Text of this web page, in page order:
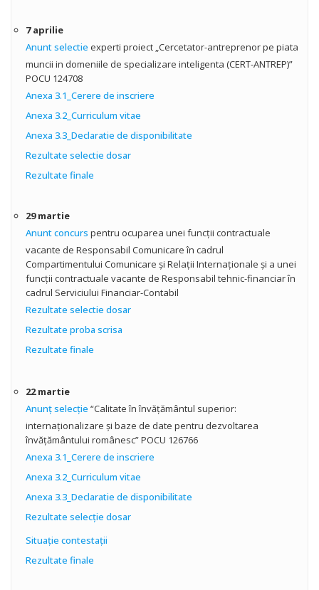
7 aprilie
Anunt selectie experti proiect „Cercetator-antreprenor pe piata
muncii in domeniile de specializare inteligenta (CERT-ANTREP)”
POCU 124708
Anexa 3.1_Cerere de inscriere
Anexa 3.2_Curriculum vitae
Anexa 3.3_Declaratie de disponibilitate
Rezultate selectie dosar
Rezultate finale
29 martie
Anunt concurs pentru ocuparea unei funcţii contractuale
vacante de Responsabil Comunicare în cadrul
Compartimentului Comunicare şi Relaţii Internaţionale şi a unei
funcţii contractuale vacante de Responsabil tehnic-financiar în
cadrul Serviciului Financiar-Contabil
Rezultate selectie dosar
Rezultate proba scrisa
Rezultate finale
22 martie
Anunţ selecţie “Calitate în învăţământul superior:
internaţionalizare şi baze de date pentru dezvoltarea
învăţământului românesc” POCU 126766
Anexa 3.1_Cerere de inscriere
Anexa 3.2_Curriculum vitae
Anexa 3.3_Declaratie de disponibilitate
Rezultate selecţie dosar
Situaţie contestaţii
Rezultate finale